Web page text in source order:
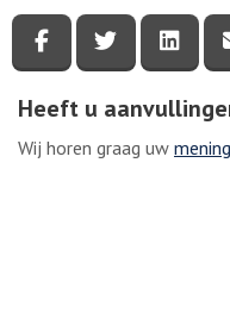
Deel deze pagina
Deel deze
Heeft u
Wij horen graag uw